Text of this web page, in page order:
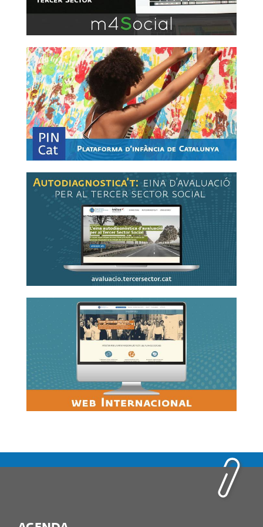
Link a pincat
Link a web de mesura de cultura d'avaluació de la
teva entitat
Link al web sobre fons europeus per al tercer